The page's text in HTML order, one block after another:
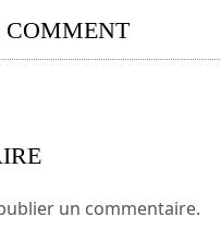
COMMENT
un commentaire.